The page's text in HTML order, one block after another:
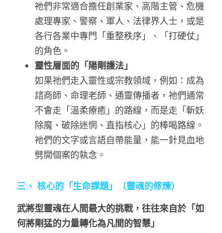
祂們非常適合擔任創業家、高階主管、危機
處理專家、警察、軍人、法律界人士，或是
各行各業中專門「重整秩序」、「打硬仗」
的角色。
靈性層面的「陽剛護法」
如果祂們走入靈性或宗教領域，例如：成為
諮商師、命理老師、通靈傳播者，祂們通常
不會走「溫柔療癒」的路線，而是走「斬妖
除魔、破除迷惘、直指核心」的棒喝路線。
祂們的文字或言語自帶能量，能一針見血地
劈開個案的執念。
三、 核心的「生命課題」（靈魂的修煉）
武將型靈魂在人間最大的挑戰，往往來自於「如
何將剛猛的力量轉化為凡間的智慧」